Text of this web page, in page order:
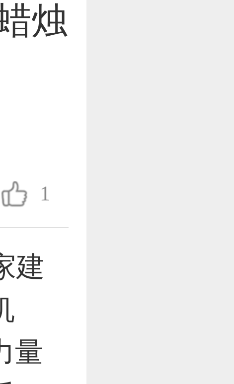
成功备案！
成功备案！
成功备案！
成功备案！
烛
1
建
量